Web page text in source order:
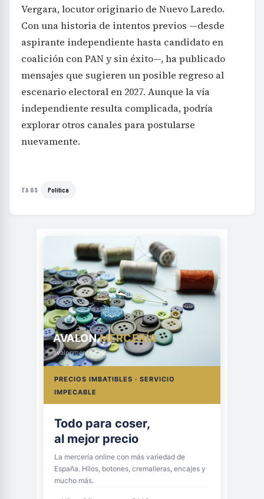
Vergara, locutor originario de Nuevo Laredo.
Con una historia de intentos previos —desde
aspirante independiente hasta candidato en
coalición con PAN y sin éxito—, ha publicado
mensajes que sugieren un posible regreso al
escenario electoral en 2027. Aunque la vía
independiente resulta complicada, podría
explorar otros canales para postularse
nuevamente.
TAGS Política
AVALONMERCERÍA
avalonmerceria.es
PRECIOS IMBATIBLES · SERVICIO
IMPECABLE
Todo para coser,
al mejor precio
La mercería online con más variedad de
España. Hilos, botones, cremalleras, encajes y
mucho más.